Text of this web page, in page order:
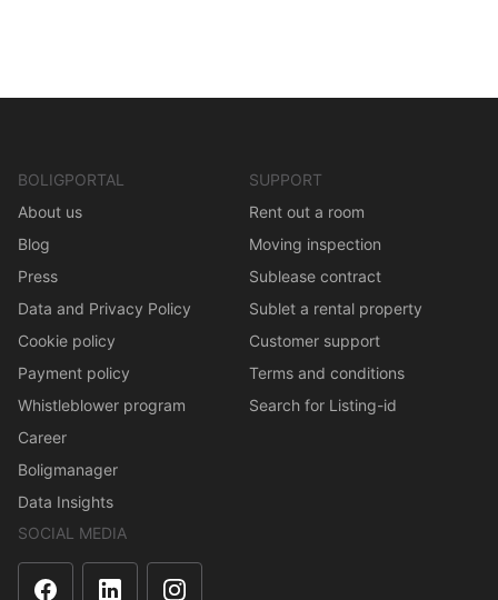
BOLIGPORTAL
About us
Blog
Press
Data and Privacy Policy
Cookie policy
Payment policy
Whistleblower program
Career
Boligmanager
Data Insights
SUPPORT
Rent out a room
Moving inspection
Sublease contract
Sublet a rental property
Customer support
Terms and conditions
Search for Listing-id
SOCIAL MEDIA